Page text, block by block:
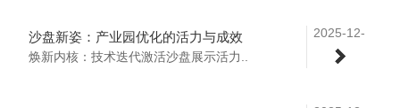
2025-12-
18
沙盘新姿：产业园优化的活力与成效
焕新内核：技术迭代激活沙盘展示活力..